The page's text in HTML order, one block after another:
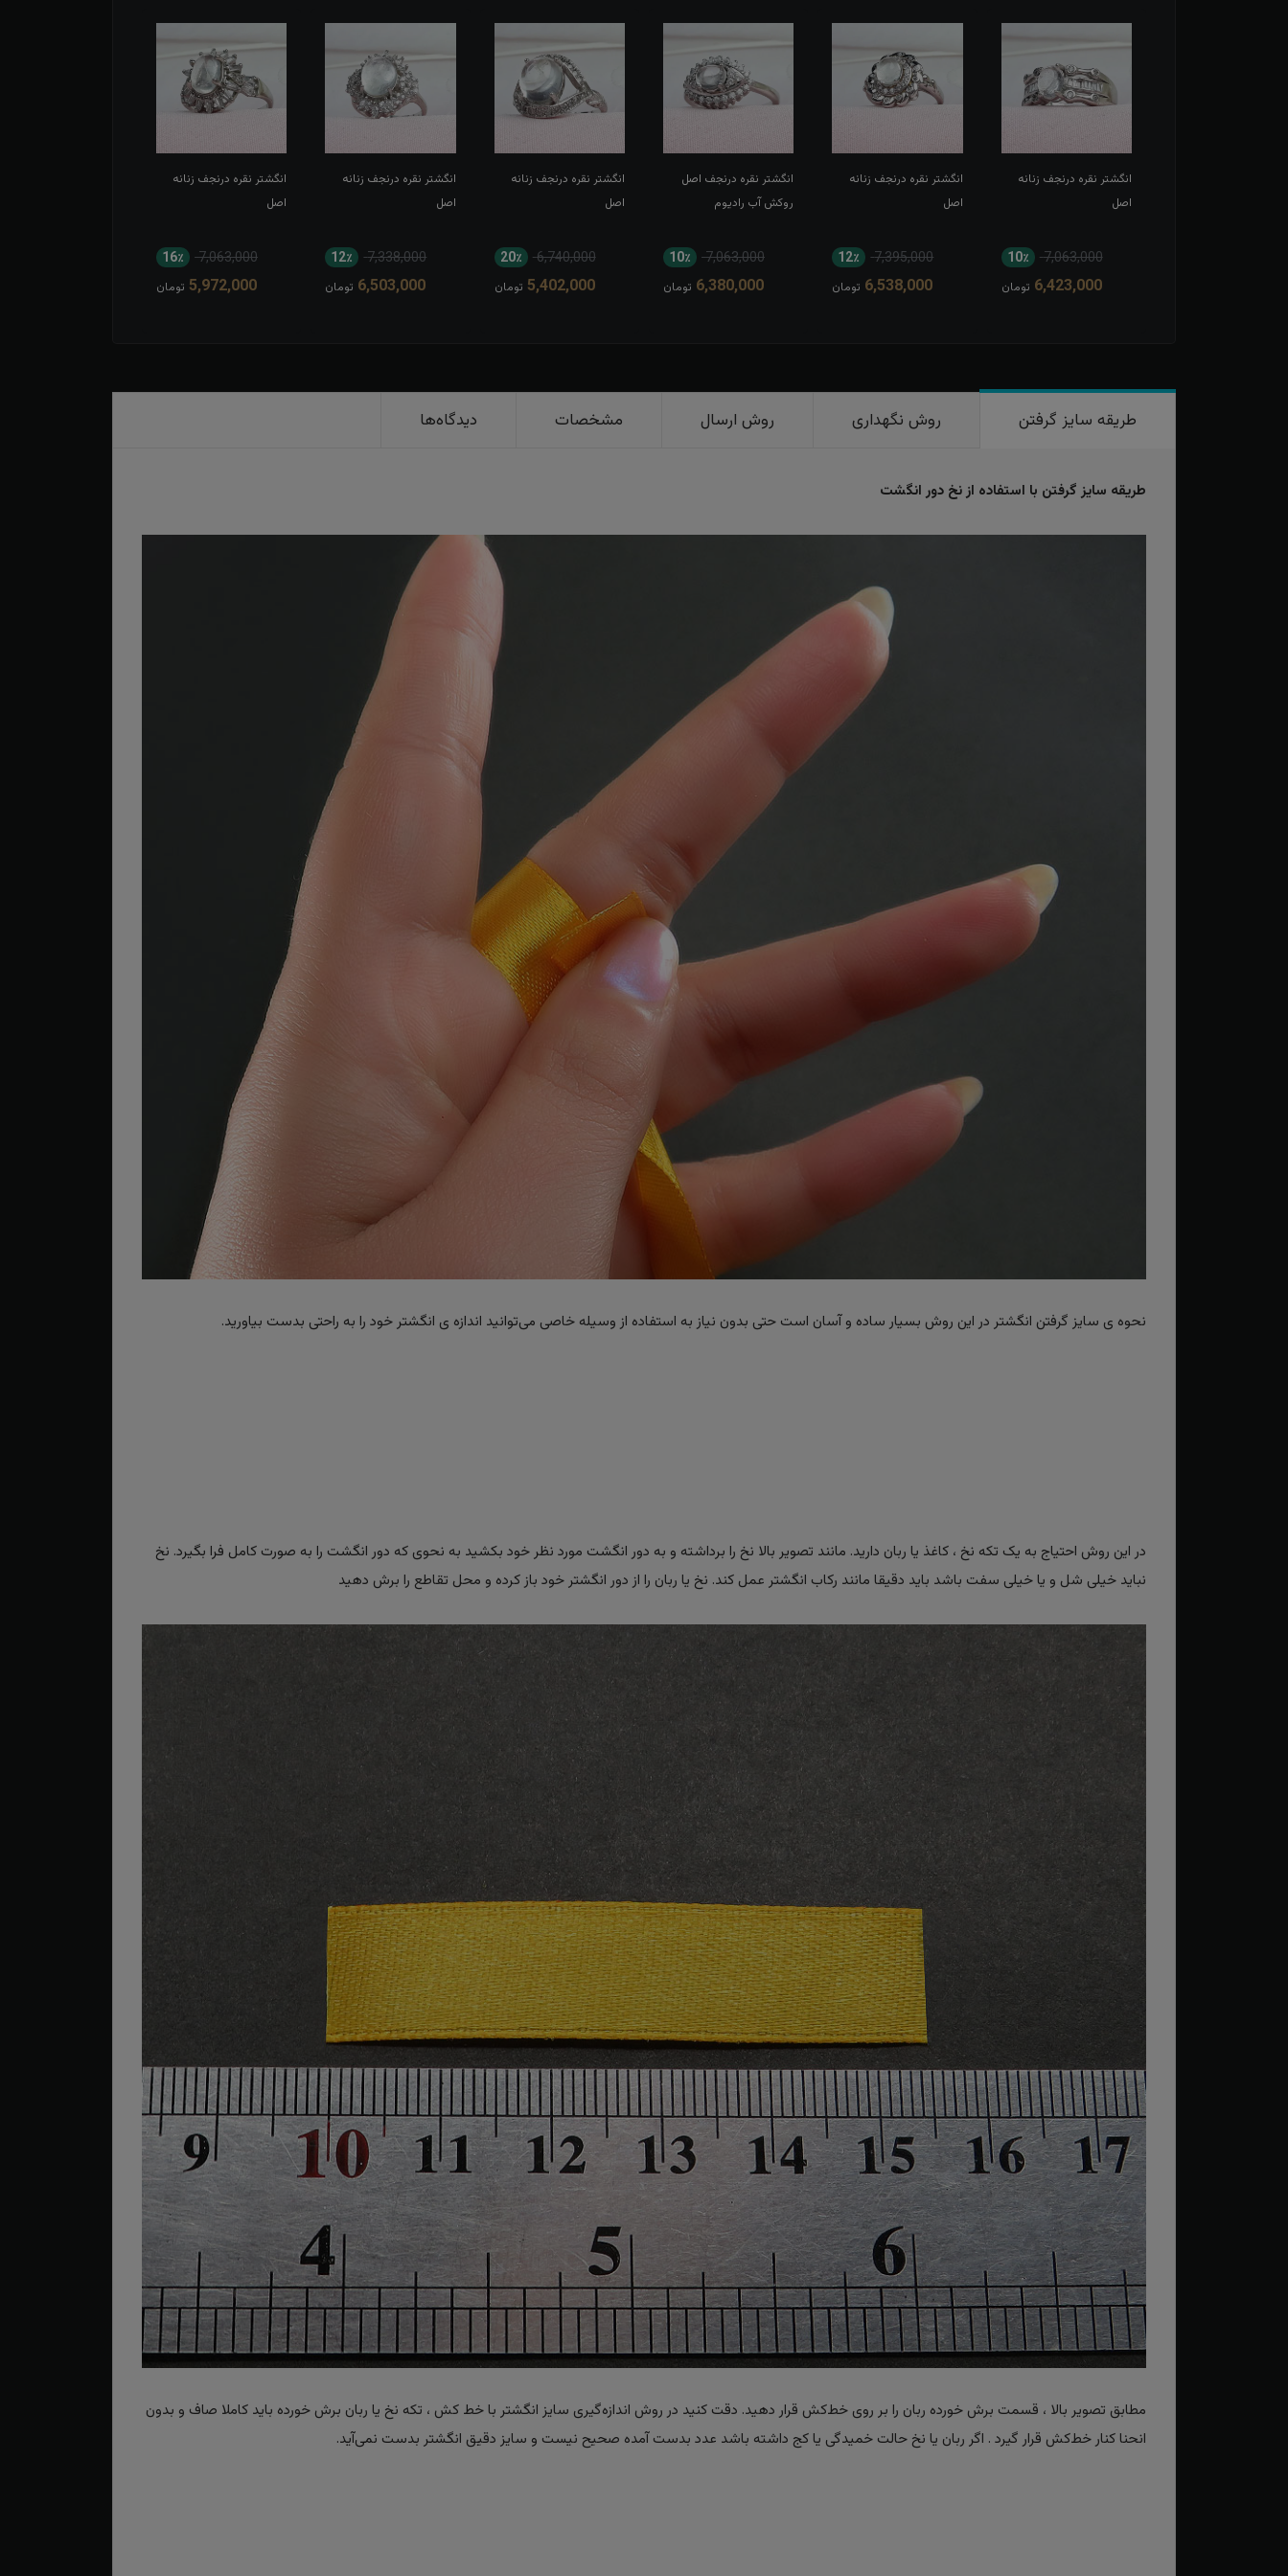
انگشتر نقره درنجف زنانه
اصل
7,063,000 10٪
6,423,000 تومان
انگشتر نقره درنجف زنانه
اصل
7,395,000 12٪
6,538,000 تومان
انگشتر نقره درنجف اصل
روکش آب رادیوم
7,063,000 10٪
6,380,000 تومان
انگشتر نقره درنجف زنانه
اصل
6,740,000 20٪
5,402,000 تومان
انگشتر نقره درنجف زنانه
اصل
7,338,000 12٪
6,503,000 تومان
انگشتر نقره درنجف زنانه
اصل
7,063,000 16٪
5,972,000 تومان
طریقه سایز گرفتن روش نگهداری روش ارسال مشخصات دیدگاه‌ها
طریقه سایز گرفتن با استفاده از نخ دور انگشت
نحوه ی سایز گرفتن انگشتر در این روش بسیار ساده و آسان است حتی بدون نیاز به استفاده از وسیله خاصی می‌توانید اندازه ی انگشتر خود را به راحتی بدست بیاورید.
در این روش احتیاج به یک تکه نخ ، کاغذ یا ربان دارید. مانند تصویر بالا نخ را برداشته و به دور انگشت مورد نظر خود بکشید به نحوی که دور انگشت را به صورت کامل فرا بگیرد. نخ
نباید خیلی شل و یا خیلی سفت باشد باید دقیقا مانند رکاب انگشتر عمل کند. نخ یا ربان را از دور انگشتر خود باز کرده و محل تقاطع را برش دهید
مطابق تصویر بالا ، قسمت برش خورده ربان را بر روی خط‌کش قرار دهید. دقت کنید در روش اندازه‌گیری سایز انگشتر با خط کش ، تکه نخ یا ربان برش خورده باید کاملا صاف و بدون
انحنا کنار خط‌کش قرار گیرد . اگر ربان یا نخ حالت خمیدگی یا کج داشته باشد عدد بدست آمده صحیح نیست و سایز دقیق انگشتر بدست نمی‌آید.